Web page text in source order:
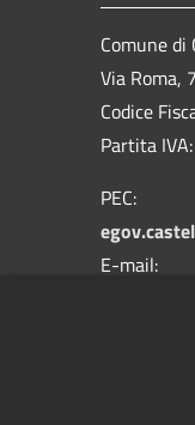
Comune di
Via Roma,
Codice
Partita
PEC:
E-mail: